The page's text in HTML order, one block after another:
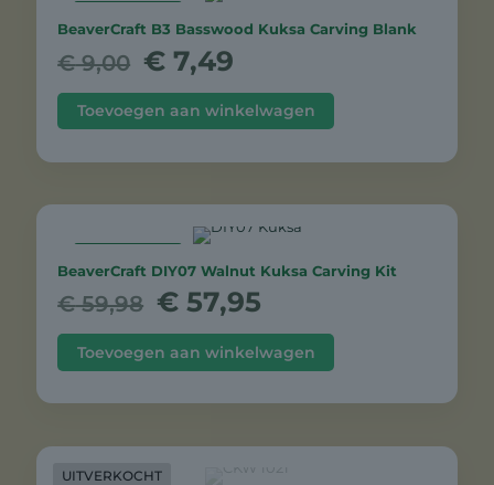
BeaverCraft B3 Basswood Kuksa Carving Blank
€9,00 Oorspronkelijke
prijs
was:
€ 9,00.
€ 7,49
is:
€ 7,49.
Toevoegen aan winkelwagen
BeaverCraft DIY07 Walnut Kuksa Carving Kit
€59,98 Oorspronkelijke
prijs
was:
€ 59,98.
€ 57,95
is:
€ 57,95.
Toevoegen aan winkelwagen
UITVERKOCHT